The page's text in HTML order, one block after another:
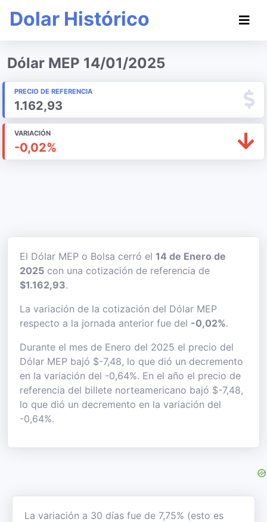
Dolar Histórico
Dólar MEP 14/01/2025
PRECIO DE REFERENCIA
1.162,93
VARIACIÓN
-0,02%
El Dólar MEP o Bolsa cerró el 14 de Enero de
2025 con una cotización de referencia de
$1.162,93.
La variación de la cotización del Dólar MEP
respecto a la jornada anterior fue del -0,02%.
Durante el mes de Enero del 2025 el precio del
Dólar MEP bajó $-7,48, lo que dió un decremento
en la variación del -0,64%. En el año el precio de
referencia del billete norteamericano bajó $-7,48,
lo que dió un decremento en la variación del
-0,64%.
La variación a 30 días fue de 7,75% (esto es